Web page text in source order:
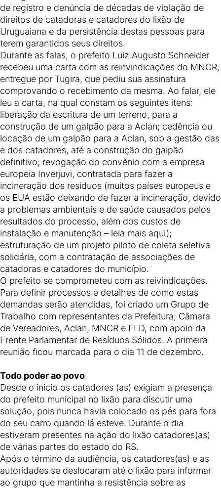
de registro e denúncia de décadas de violação de
direitos de catadoras e catadores do lixão de
Uruguaiana e da persistência destas pessoas para
terem garantidos seus direitos.
Durante as falas, o prefeito Luiz Augusto Schneider
recebeu uma carta com as reinvindicações do MNCR,
entregue por Tugira, que pediu sua assinatura
comprovando o recebimento da mesma. Ao falar, ele
leu a carta, na qual constam os seguintes itens:
liberação da escritura de um terreno, para a
construção de um galpão para a Aclan; cedência ou
locação de um galpão para a Aclan, sob a gestão das
e dos catadores, até a construção do galpão
definitivo; revogação do convênio com a empresa
europeia Inverjuvi, contratada para fazer a
incineração dos resíduos (muitos países europeus e
os EUA estão deixando de fazer a incineração, devido
a problemas ambientais e de saúde causados pelos
resultados do processo, além dos custos de
instalação e manutenção – leia mais aqui);
estruturação de um projeto piloto de coleta seletiva
solidária, com a contratação de associações de
catadoras e catadores do município.
O prefeito se comprometeu com as reivindicações.
Para definir processos e detalhes de como estas
demandas serão atendidas, foi criado um Grupo de
Trabalho com representantes da Prefeitura, Câmara
de Vereadores, Aclan, MNCR e FLD, com apoio da
Frente Parlamentar de Resíduos Sólidos. A primeira
reunião ficou marcada para o dia 11 de dezembro.
Todo poder ao povo
Desde o inicio os catadores (as) exigiam a presença
do prefeito municipal no lixão para discutir uma
solução, pois nunca havia colocado os pés para fora
do seu carro quando lá esteve. Durante o dia
estiveram presentes na ação do lixão catadores(as)
de várias partes do estado do RS.
Após o término da audiência, os catadores(as) e as
autoridades se deslocaram até o lixão para informar
ao grupo que mantinha a resistência sobre as